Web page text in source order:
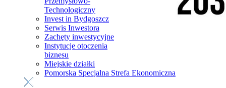
Technologiczny
Invest in Bydgoszcz
Serwis Inwestora
Zachęty inwestycyjne
Instytucje otoczenia
biznesu
Miejskie działki
Pomorska Specjalna Strefa Ekonomiczna